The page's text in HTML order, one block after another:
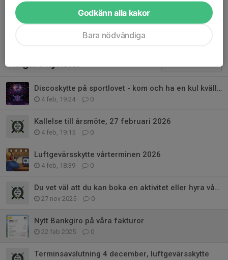
Kommentarer
Tidigare nyheter
Discoskytte på sportlovet - kom och ha en kul kväll med oss!
4 feb, 19:24 0
Kallelse till årsmöte, 27 februari 2026
4 feb, 19:15 0
Luftgevärsskytte vårterminen 2026
4 feb, 18:39 0
Du vet väl att du kan boka en aktivitet eller hyra vår lokal?
27 nov 2025 0
Nytt Bankgiro på våra fakturor
22 feb 2025 0
Terminsavslutning 4 december, luftgevärsskytte
Godkänn alla kakor
Bara nödvändiga